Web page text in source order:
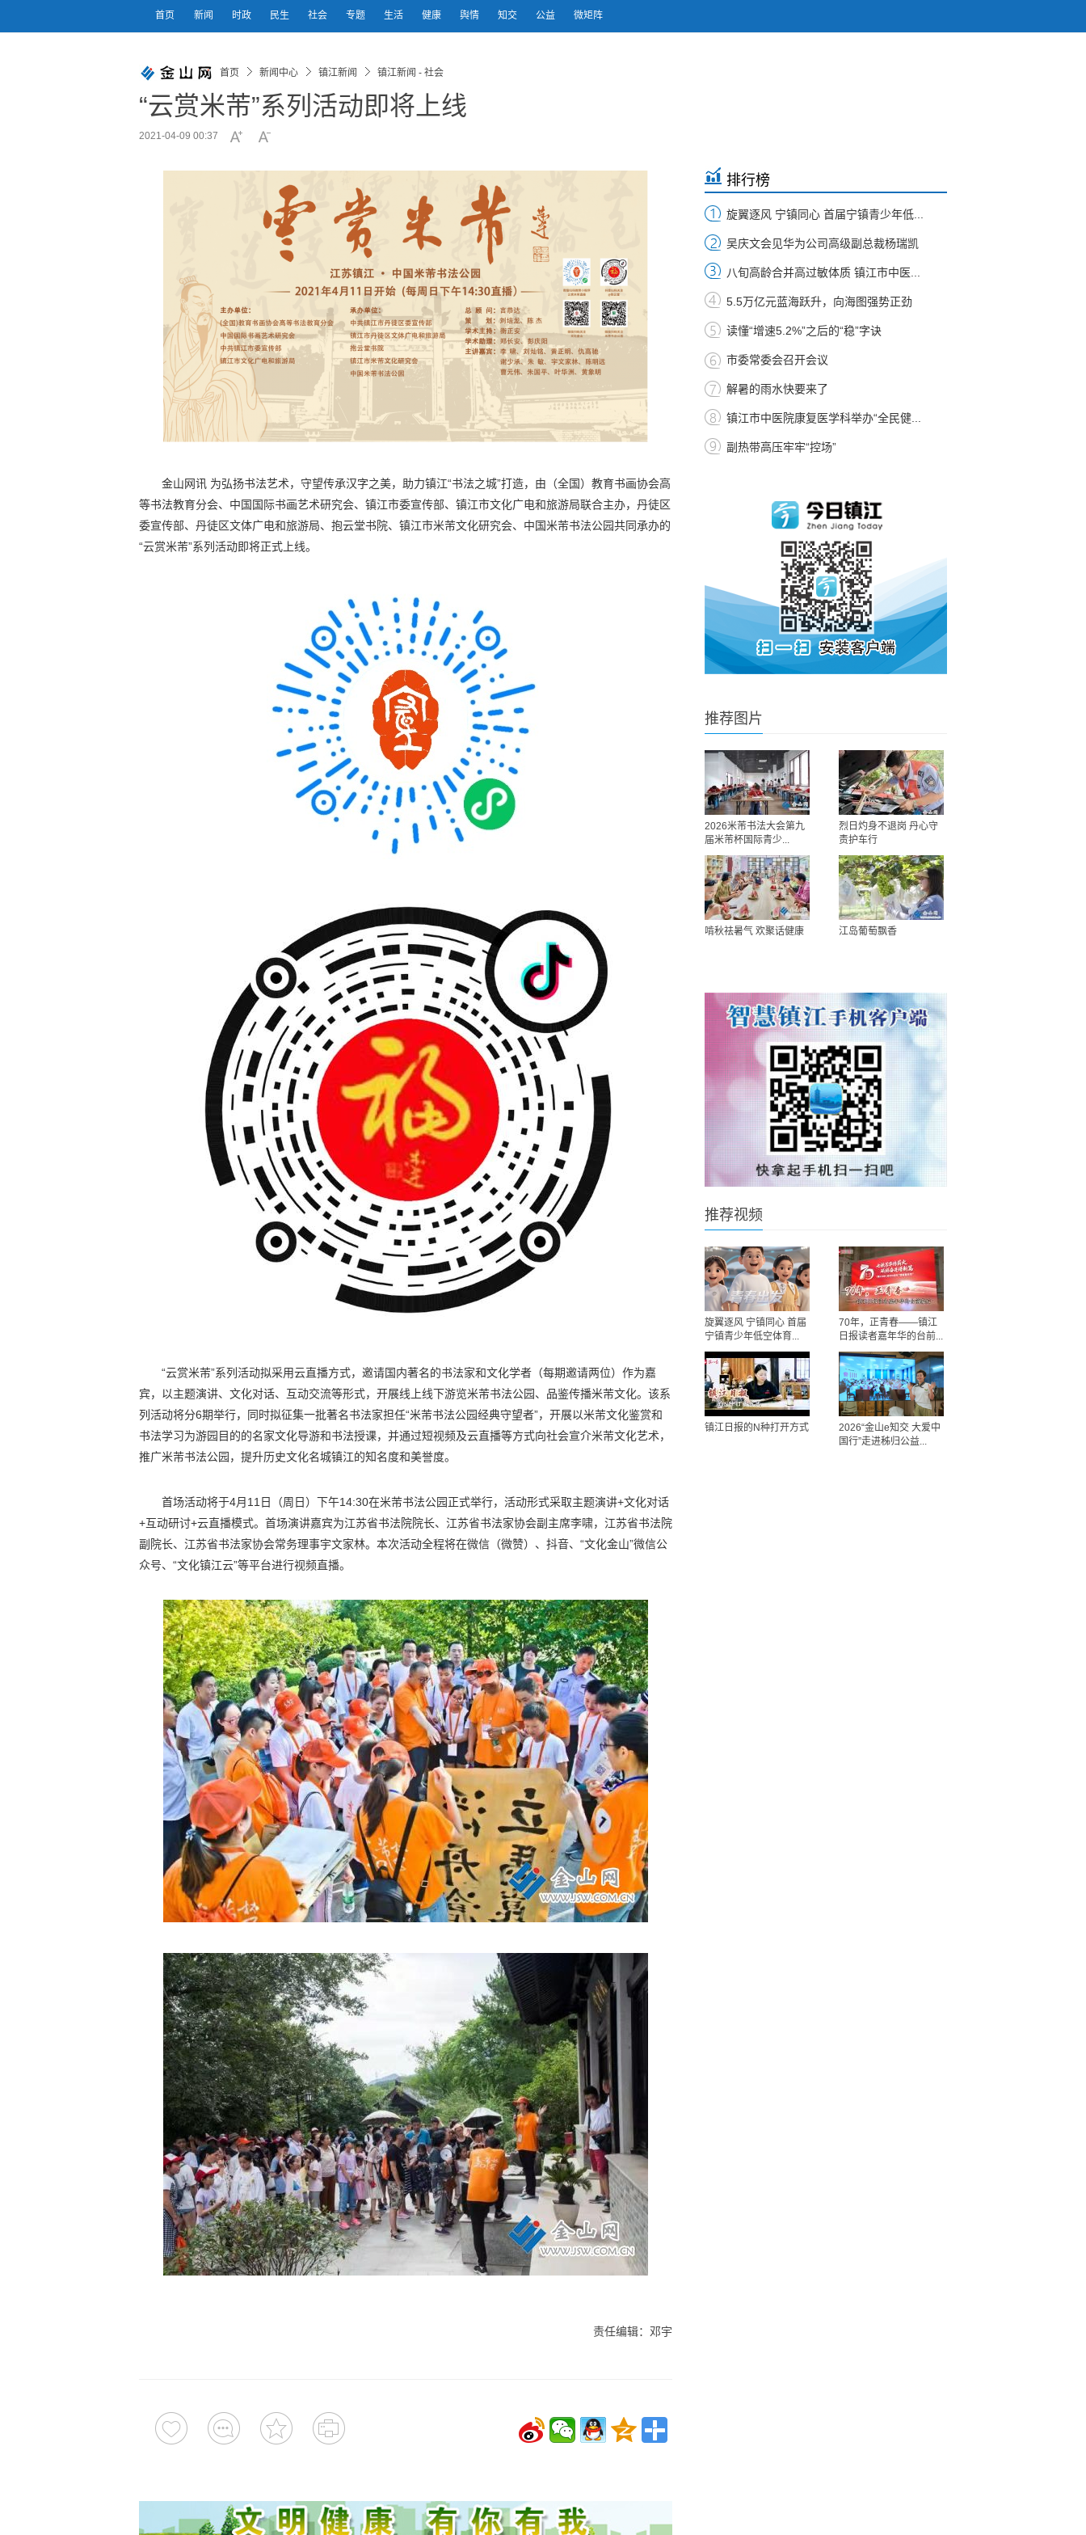
首页 新闻 时政 民生 社会 专题 生活 健康 舆情 知交 公益 微矩阵
首页 新闻中心 镇江新闻 镇江新闻 - 社会
“云赏米芾”系列活动即将上线
2021-04-09 00:37
金山网讯 为弘扬书法艺术，守望传承汉字之美，助力镇江“书法之城”打造，由（全国）教育书画协会高
等书法教育分会、中国国际书画艺术研究会、镇江市委宣传部、镇江市文化广电和旅游局联合主办，丹徒区
委宣传部、丹徒区文体广电和旅游局、抱云堂书院、镇江市米芾文化研究会、中国米芾书法公园共同承办的
“云赏米芾”系列活动即将正式上线。
“云赏米芾”系列活动拟采用云直播方式，邀请国内著名的书法家和文化学者（每期邀请两位）作为嘉
宾，以主题演讲、文化对话、互动交流等形式，开展线上线下游览米芾书法公园、品鉴传播米芾文化。该系
列活动将分6期举行，同时拟征集一批著名书法家担任“米芾书法公园经典守望者”，开展以米芾文化鉴赏和
书法学习为游园目的的名家文化导游和书法授课，并通过短视频及云直播等方式向社会宣介米芾文化艺术，
推广米芾书法公园，提升历史文化名城镇江的知名度和美誉度。
首场活动将于4月11日（周日）下午14:30在米芾书法公园正式举行，活动形式采取主题演讲+文化对话
+互动研讨+云直播模式。首场演讲嘉宾为江苏省书法院院长、江苏省书法家协会副主席李啸，江苏省书法院
副院长、江苏省书法家协会常务理事宇文家林。本次活动全程将在微信（微赞）、抖音、“文化金山”微信公
众号、“文化镇江云”等平台进行视频直播。
责任编辑：邓宇
排行榜
旋翼逐风 宁镇同心 首届宁镇青少年低...
吴庆文会见华为公司高级副总裁杨瑞凯
八旬高龄合并高过敏体质 镇江市中医...
5.5万亿元蓝海跃升，向海图强势正劲
读懂“增速5.2%”之后的“稳”字诀
市委常委会召开会议
解暑的雨水快要来了
镇江市中医院康复医学科举办“全民健...
副热带高压牢牢“控场”
推荐图片
2026米芾书法大会第九
届米芾杯国际青少...
烈日灼身不退岗 丹心守
责护车行
啃秋祛暑气 欢聚话健康 江岛葡萄飘香
推荐视频
旋翼逐风 宁镇同心 首届
宁镇青少年低空体育...
70年，正青春——镇江
日报读者嘉年华的台前...
镇江日报的N种打开方式
2026“金山e知交 大爱中
国行”走进秭归公益...